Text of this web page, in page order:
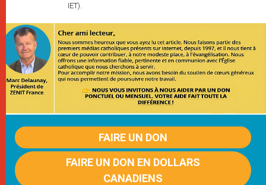
IET).
FAIRE UN DON
FAIRE UN DON EN DOLLARS
CANADIENS